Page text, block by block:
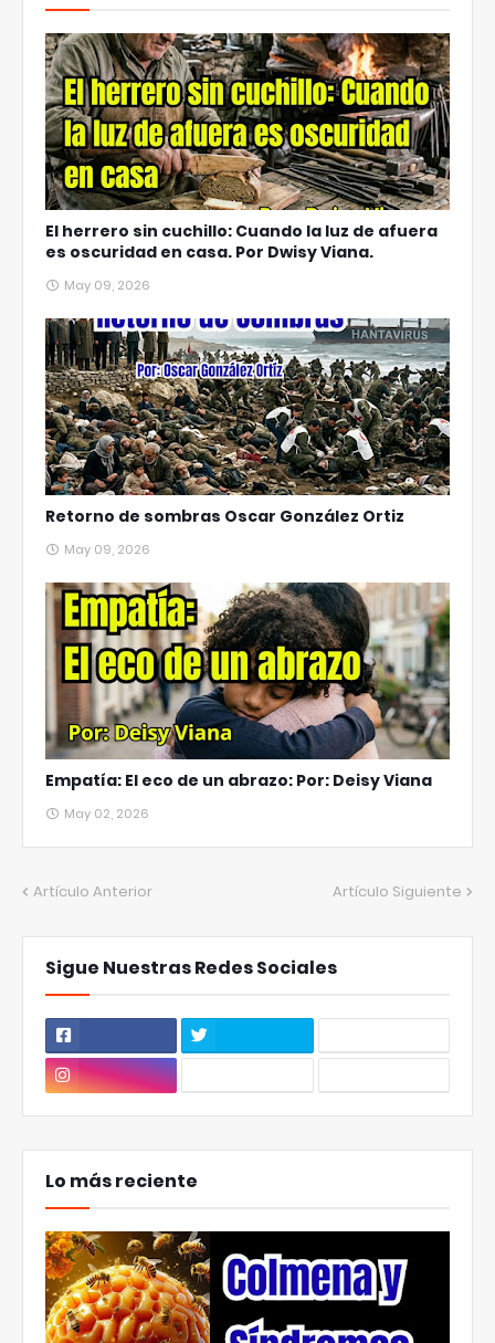
El herrero sin cuchillo: Cuando la luz de afuera
es oscuridad en casa. Por Dwisy Viana.
May 09, 2026
Retorno de sombras Oscar González Ortiz
May 09, 2026
Empatía: El eco de un abrazo: Por: Deisy Viana
May 02, 2026
Artículo Anterior Artículo Siguiente
Sigue Nuestras Redes Sociales
Lo más reciente